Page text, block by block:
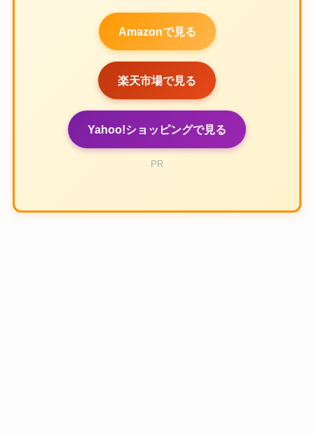
Amazonで見る
楽天市場で見る
Yahoo!ショッピングで見る
PR